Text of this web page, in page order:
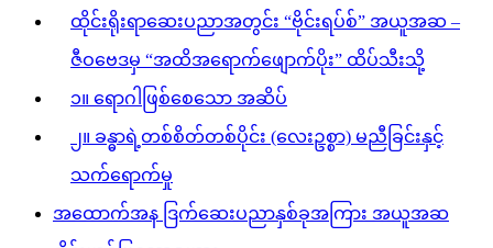
ထိုင်းရိုးရာဆေးပညာအတွင်း “ဗိုင်းရပ်စ်” အယူအဆ –
ဇီဝဗေဒမှ “အထိအရောက်ဖျောက်ပိုး” ထိပ်သီးသို့
၁။ ရောဂါဖြစ်စေသော အဆိပ်
၂။ ခန္ဓာရဲ့တစ်စိတ်တစ်ပိုင်း (လေးဥစ္စာ) မညီခြင်းနှင့်
သက်ရောက်မှု
အထောက်အန ဒြက်ဆေးပညာနှစ်ခုအကြား အယူအဆ